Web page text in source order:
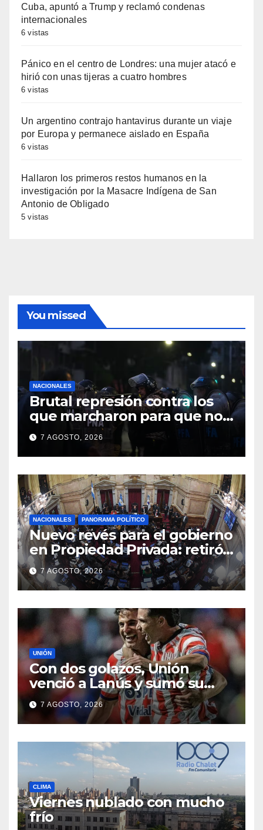
Cuba, apuntó a Trump y reclamó condenas
internacionales
6 vistas
Pánico en el centro de Londres: una mujer atacó e
hirió con unas tijeras a cuatro hombres
6 vistas
Un argentino contrajo hantavirus durante un viaje
por Europa y permanece aislado en España
6 vistas
Hallaron los primeros restos humanos en la
investigación por la Masacre Indígena de San
Antonio de Obligado
5 vistas
You missed
NACIONALES
Brutal represión contra los
que marcharon para que no
se venda la patria
7 AGOSTO, 2026
NACIONALES PANORAMA POLÍTICO
Nuevo revés para el gobierno
en Propiedad Privada: retiró
el capítulo que pretendía
modificar la Ley de Manejo
del Fuego
7 AGOSTO, 2026
UNIÓN
Con dos golazos, Unión
venció a Lanús y sumó su
primer triunfo en el Clausura
7 AGOSTO, 2026
CLIMA
Viernes nublado con mucho
frío